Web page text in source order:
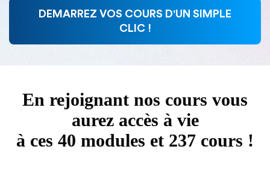
DEMARREZ VOS COURS D'UN SIMPLE
CLIC !
En rejoignant nos cours vous
aurez accès à vie
à ces 40 modules et 237 cours !